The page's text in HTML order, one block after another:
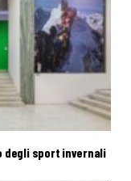
degli sport invernali